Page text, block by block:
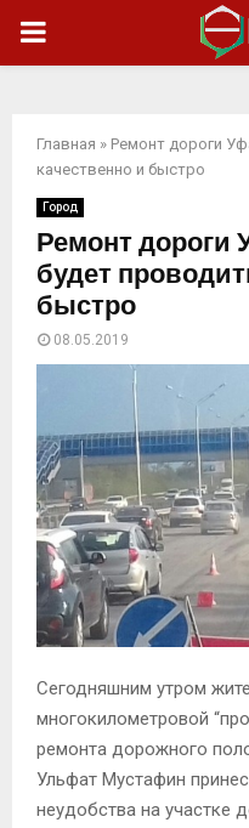
ОСНОВНОЕ
Главная » Ремонт дороги
качественно и быстро
Город
Ремонт дороги
будет
быстро
08.05.2019
Сегодняшним утром
многокилометровой
ремонта дорожного
Ульфат Мустафин
неудобства на участке